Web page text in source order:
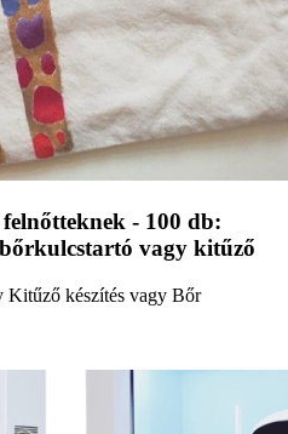
- 100 db:
vagy kitűző
Kitűző készítés vagy Bőr